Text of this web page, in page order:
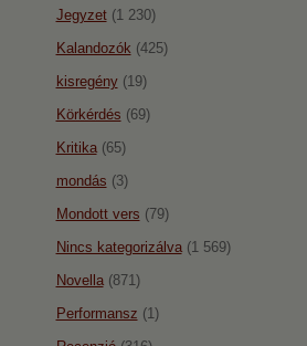
Jegyzet(1 230)
Kalandozók (425)
kisregény(19)
Körkérdés (69)
Kritika(65)
mondás (3)
Mondott vers (79)
Nincs kategorizálva(1 569)
Novella(871)
Performansz (1)